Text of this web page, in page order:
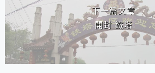
下一篇文章
開封 鐵塔